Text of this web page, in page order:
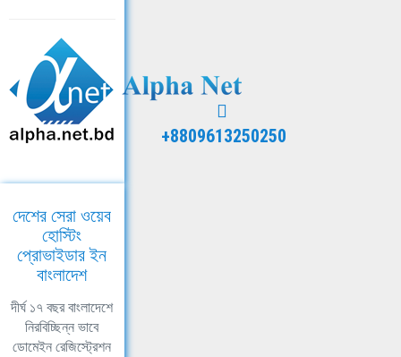
+8809613250250
দেশের সেরা ওয়েব
হোস্টিং
প্রোভাইডার ইন
বাংলাদেশ
দীর্ঘ ১৭ বছর বাংলাদেশে
নিরবিচ্ছিন্ন ভাবে
ডোমেইন রেজিস্ট্রেশন